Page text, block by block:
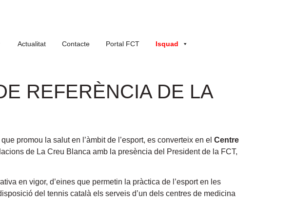
Actualitat Contacte Portal FCT Isquad
REFERÈNCIA DE LA
promou la salut en l’àmbit de l’esport, es converteix en el Centre
de La Creu Blanca amb la presència del President de la FCT,
en vigor, d’eines que permetin la pràctica de l’esport en les
del tennis català els serveis d’un dels centres de medicina